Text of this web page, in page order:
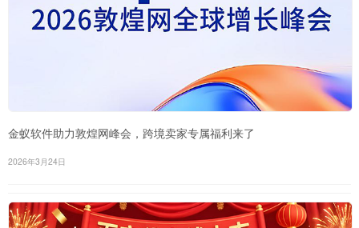
金蚁软件助力敦煌网峰会，跨境卖家专属福利来了
2026年3月24日